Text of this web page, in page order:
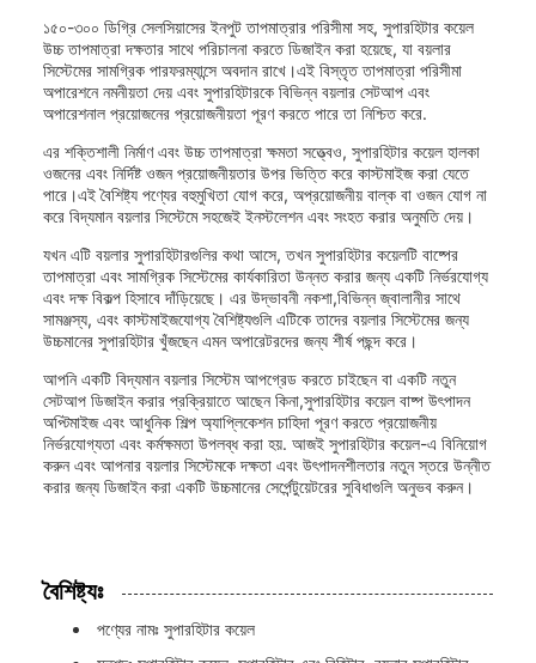
১৫০-৩০০ ডিগ্রি সেলসিয়াসের ইনপুট তাপমাত্রার পরিসীমা সহ, সুপারহিটার কয়েল
উচ্চ তাপমাত্রা দক্ষতার সাথে পরিচালনা করতে ডিজাইন করা হয়েছে, যা বয়লার
সিস্টেমের সামগ্রিক পারফরম্যান্সে অবদান রাখে।এই বিস্তৃত তাপমাত্রা পরিসীমা
অপারেশনে নমনীয়তা দেয় এবং সুপারহিটারকে বিভিন্ন বয়লার সেটআপ এবং
অপারেশনাল প্রয়োজনের প্রয়োজনীয়তা পূরণ করতে পারে তা নিশ্চিত করে.
এর শক্তিশালী নির্মাণ এবং উচ্চ তাপমাত্রা ক্ষমতা সত্ত্বেও, সুপারহিটার কয়েল হালকা
ওজনের এবং নির্দিষ্ট ওজন প্রয়োজনীয়তার উপর ভিত্তি করে কাস্টমাইজ করা যেতে
পারে।এই বৈশিষ্ট্য পণ্যের বহুমুখিতা যোগ করে, অপ্রয়োজনীয় বাল্ক বা ওজন যোগ না
করে বিদ্যমান বয়লার সিস্টেমে সহজেই ইনস্টলেশন এবং সংহত করার অনুমতি দেয়।
যখন এটি বয়লার সুপারহিটারগুলির কথা আসে, তখন সুপারহিটার কয়েলটি বাষ্পের
তাপমাত্রা এবং সামগ্রিক সিস্টেমের কার্যকারিতা উন্নত করার জন্য একটি নির্ভরযোগ্য
এবং দক্ষ বিকল্প হিসাবে দাঁড়িয়েছে। এর উদ্ভাবনী নকশা,বিভিন্ন জ্বালানীর সাথে
সামঞ্জস্য, এবং কাস্টমাইজযোগ্য বৈশিষ্ট্যগুলি এটিকে তাদের বয়লার সিস্টেমের জন্য
উচ্চমানের সুপারহিটার খুঁজছেন এমন অপারেটরদের জন্য শীর্ষ পছন্দ করে।
আপনি একটি বিদ্যমান বয়লার সিস্টেম আপগ্রেড করতে চাইছেন বা একটি নতুন
সেটআপ ডিজাইন করার প্রক্রিয়াতে আছেন কিনা,সুপারহিটার কয়েল বাষ্প উৎপাদন
অপ্টিমাইজ এবং আধুনিক শিল্প অ্যাপ্লিকেশন চাহিদা পূরণ করতে প্রয়োজনীয়
নির্ভরযোগ্যতা এবং কর্মক্ষমতা উপলব্ধ করা হয়. আজই সুপারহিটার কয়েল-এ বিনিয়োগ
করুন এবং আপনার বয়লার সিস্টেমকে দক্ষতা এবং উৎপাদনশীলতার নতুন স্তরে উন্নীত
করার জন্য ডিজাইন করা একটি উচ্চমানের সের্পেন্টুয়েটরের সুবিধাগুলি অনুভব করুন।
বৈশিষ্ট্যঃ
পণ্যের নামঃ সুপারহিটার কয়েল